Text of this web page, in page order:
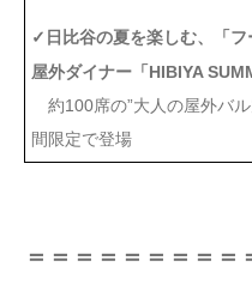
✓日比谷の夏を楽しむ、「
屋外ダイナー「HIBIYA
約100席の”大人の屋外バ
間限定で登場
＝＝＝＝＝＝＝＝＝